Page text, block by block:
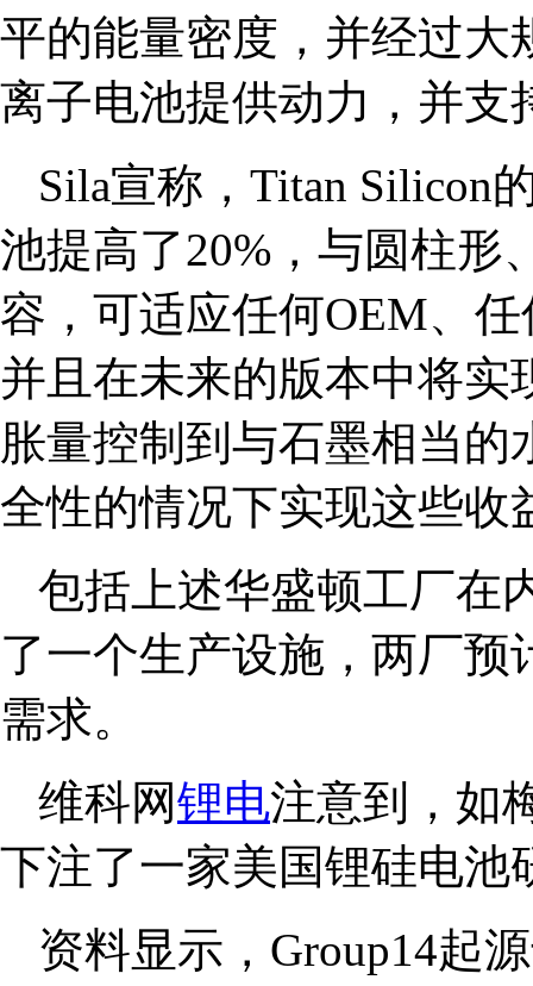
平的能量密度，并经过大
离子电池提供动力，并支
Sila宣称，Titan Silicon
池提高了20%，与圆柱形
容，可适应任何OEM、
并且在未来的版本中将实
胀量控制到与石墨相当
全性的情况下实现这些收
包括上述华盛顿工厂在
了一个生产设施，两厂预
需求。
维科网锂电注意到，如
下注了一家美国锂硅电池
资料显示，Group14起